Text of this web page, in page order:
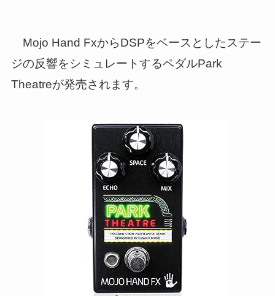
Mojo Hand FxからDSPをベースとしたステー
ジの反響をシミュレートするペダルPark
Theatreが発売されます。